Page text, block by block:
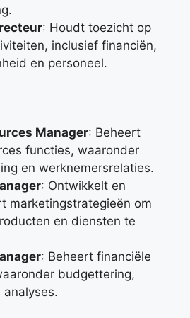
: Houdt toezicht op
inclusief financiën,
en personeel.
Manager: Beheert
functies, waaronder
en werknemersrelaties.
: Ontwikkelt en
marketingstrategieën om
en diensten te
: Beheert financiële
budgettering,
analyses.